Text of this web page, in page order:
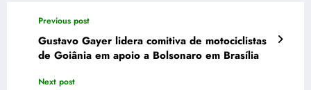
Previous post
Gustavo Gayer lidera comitiva de motociclistas
de Goiânia em apoio a Bolsonaro em Brasília
Next post